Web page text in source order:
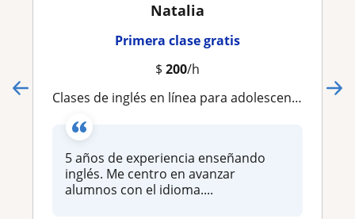
Natalia
Primera clase gratis
$ 200/h
Clases de inglés en línea para adolescentes y adultos
5 años de experiencia enseñando
inglés. Me centro en avanzar
alumnos con el idioma....